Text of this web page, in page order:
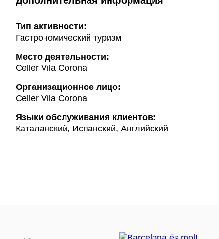
Тип активности:
Гастрономический туризм
Mесто деятельности:
Celler Vila Corona
Организационное лицо:
Celler Vila Corona
Языки обслуживания клиентов:
Каталанский, Испанский, Английский